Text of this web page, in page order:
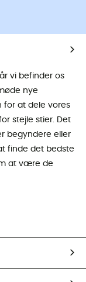
vi befinder os
nye
for at dele vores
stejle stier. Det
begyndere eller
finde det bedste
at være de